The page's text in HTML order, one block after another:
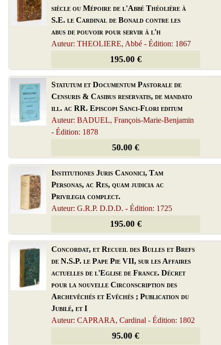
siècle ou Mépoire de l'Abbé Théolière à
S.E. le Cardinal de Bonald contre les
abus de pouvoir pour servir à l'h
Auteur: THEOLIERE, Abbé - Édition: 1867
195.00 €
Statutum et Documentum Pastorale de
Censuris & Casibus reservatis, de mandato
ill. ac RR. Episcopi Sanci-Flori editum
Auteur: BADUEL, François-Marie-Benjamin
- Édition: 1878
50.00 €
Institutiones Juris Canonici, Tam
Personas, ac Res, quam judicia ac
Privilegia complect.
Auteur: G.R.P. D.D.D. - Édition: 1725
195.00 €
Concordat, et Recueil des Bulles et Brefs
de N.S.P. le Pape Pie VII, sur les Affaires
actuelles de l'Eglise de France. Décret
pour la nouvelle Circonscription des
Archevêchés et Evêchés ; Publication du
Jubilé, et I
Auteur: CAPRARA, Cardinal - Édition: 1802
95.00 €